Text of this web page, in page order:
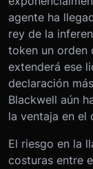
agente ha
rey de la
token un orden
extenderá ese
declaración
Blackwell aún
la ventaja en el
El riesgo en la
costuras entre